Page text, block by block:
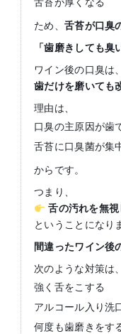
ため、 舌苔が口臭
「歯磨きしても臭
ワイン後の口臭は、
歯だけを磨いても
理由は、
口臭の主原因が歯
舌苔に口臭菌が集
からです。
つまり、
舌の汚れを無
ということになり
間違ったワイン後
次のような対策は
強く舌をこする
アルコール入り洗
何度も歯磨きをす